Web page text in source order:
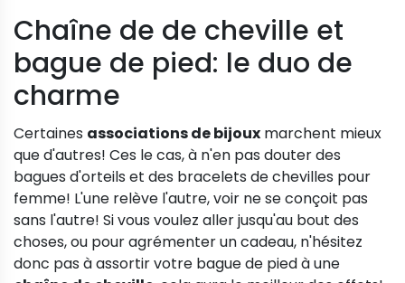
Chaîne de de cheville et
bague de pied: le duo de
charme
Certaines associations de bijoux marchent mieux
que d'autres! Ces le cas, à n'en pas douter des
bagues d'orteils et des bracelets de chevilles pour
femme! L'une relève l'autre, voir ne se conçoit pas
sans l'autre! Si vous voulez aller jusqu'au bout des
choses, ou pour agrémenter un cadeau, n'hésitez
donc pas à assortir votre bague de pied à une